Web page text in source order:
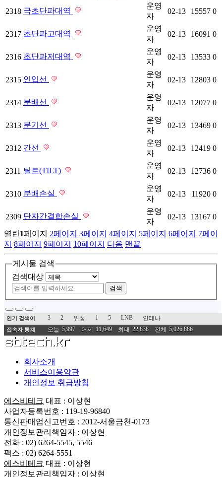
2318 극초단파대역
운영
자
02-13 15557 0
2317 초단파고대역
운영
자
02-13 16091 0
2316 초단파저대역
운영
자
02-13 13533 0
2315 인입선
운영
자
02-13 12803 0
2314 분배선
운영
자
02-13 12077 0
2313 분기선
운영
자
02-13 13469 0
2312 간선
운영
자
02-13 12419 0
2311 틸트(TILT)
운영
자
02-13 12736 0
2310 분배손실
운영
자
02-13 11920 0
2309 단자간결합손실
운영
자
02-13 13167 0
열린1페이지 2페이지 3페이지 4페이지 5페이지 6페이지 7페이
지 8페이지 9페이지 10페이지 다음 맨끝
게시물 검색
검색대상
검색
인기 검색어 3 2 위성 1 5 LNB 안테나
접속자 통계 오늘 5,997 어제 11,649 최대 22,838 전체 5,026,886
회사소개
서비스이용약관
개인정보 취급방침
에스비테크 대표 : 이상현
사업자등록번호 : 119-19-96840
통신판매업신고번호 : 2012-서울금천-0173
개인정보관리책임자 : 이상현
전화 : 02) 6264-5545, 5546
팩스 : 02) 6264-5551
에스비테크 대표 : 이상현
개인정보관리책임자 : 이상현